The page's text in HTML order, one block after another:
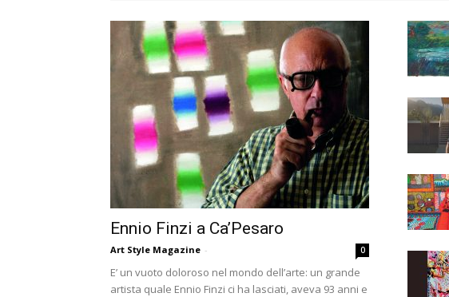
Ennio Finzi a Ca’Pesaro
Art Style Magazine - 0
E’ un vuoto doloroso nel mondo dell’arte: un grande
artista quale Ennio Finzi ci ha lasciati, aveva 93 anni e